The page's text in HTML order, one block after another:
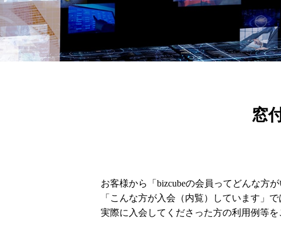
窓
お客様から「bizcubeの会員ってどんな方
「こんな方が入会（内覧）しています」
実際に入会してくださった方の利用例等を